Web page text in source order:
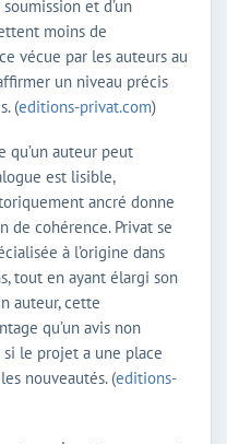
et d’un
moins de
vécue par les auteurs au
un niveau précis
(editions-privat.com)
qu’un auteur peut
est lisible,
ancré donne
de cohérence. Privat se
à l’origine dans
tout en ayant élargi son
auteur, cette
qu’un avis non
si le projet a une place
nouveautés. (editions-